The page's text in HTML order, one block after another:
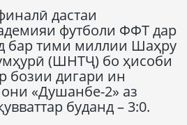
дастаи
футболи ФФТ дар
бар тими миллии Шаҳру
(ШНТҶ) бо ҳисоби
бозии дигари ин
«Душанбе-2» аз
буданд – 3:0.